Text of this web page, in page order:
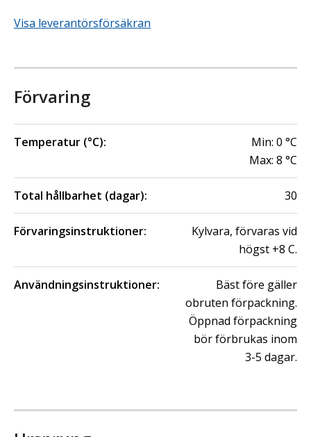
Visa leverantörsförsäkran
Förvaring
Temperatur (°C): Min: 0 °C
Max: 8 °C
Total hållbarhet (dagar): 30
Förvaringsinstruktioner:
Kylvara, förvaras vid
högst +8 C.
Användningsinstruktioner:
Bäst före gäller
obruten förpackning.
Öppnad förpackning
bör förbrukas inom
3-5 dagar.